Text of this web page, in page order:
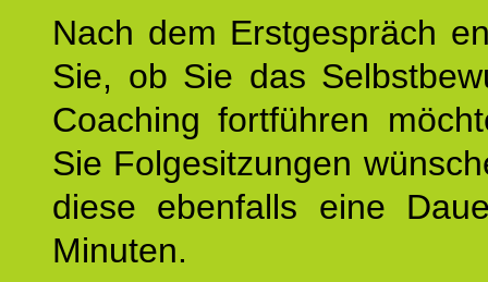
Nach dem Erstgespräch
Sie, ob Sie das
Coaching fortführen
Sie Folgesitzungen
diese ebenfalls eine
Minuten.